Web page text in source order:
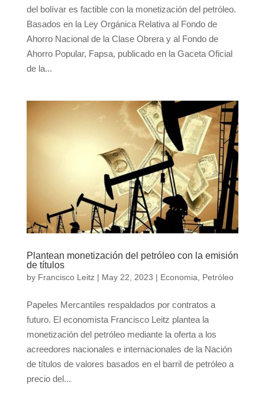
del bolívar es factible con la monetización del petróleo.
Basados en la Ley Orgánica Relativa al Fondo de
Ahorro Nacional de la Clase Obrera y al Fondo de
Ahorro Popular, Fapsa, publicado en la Gaceta Oficial
de la...
Plantean monetización del petróleo con la emisión
de títulos
by Francisco Leitz| May 22, 2023 | Economia Petróleo
Papeles Mercantiles respaldados por contratos a
futuro. El economista Francisco Leitz plantea la
monetización del petróleo mediante la oferta a los
acreedores nacionales e internacionales de la Nación
de títulos de valores basados en el barril de petróleo a
precio del...